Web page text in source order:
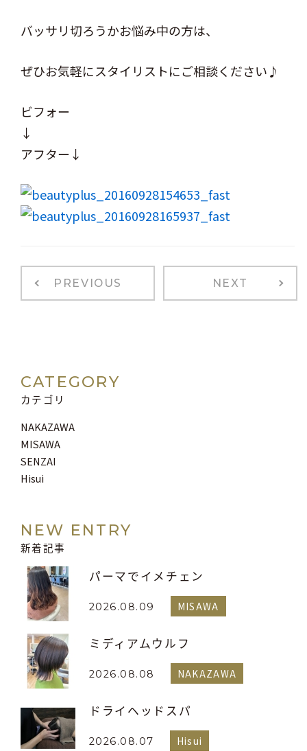
バッサリ切ろうかお悩み中の方は、
ぜひお気軽にスタイリストにご相談ください♪
ビフォー
アフター↓
PREVIOUS NEXT
CATEGORY
カテゴリ
NAKAZAWA
MISAWA
SENZAI
Hisui
NEW ENTRY
新着記事
パーマでイメチェン
2026.08.09 MISAWA
ミディアムウルフ
2026.08.08 NAKAZAWA
ドライヘッドスパ
2026.08.07 Hisui